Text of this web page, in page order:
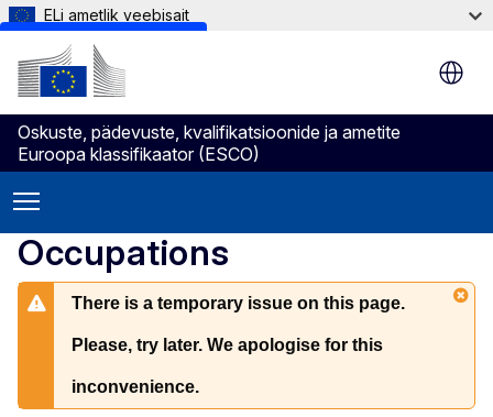
Skip to main content
ELi ametlik veebisait
Oskuste, pädevuste, kvalifikatsioonide ja ametite
Euroopa klassifikaator (ESCO)
Occupations
There is a temporary issue on this page.
Please, try later. We apologise for this
inconvenience.